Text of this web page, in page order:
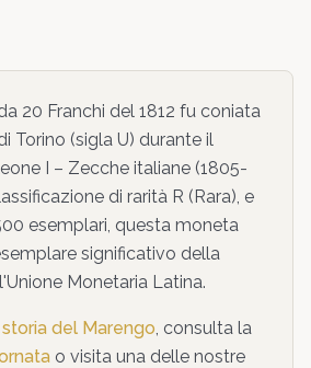
20 Franchi del 1812 fu coniata
Torino (sigla U) durante il
I – Zecche italiane (1805-
di rarità R (Rara), e
esemplari, questa moneta
significativo della
Monetaria Latina.
storia del Marengo, consulta la
o visita una delle nostre